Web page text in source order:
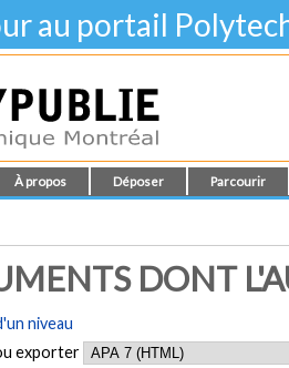
au portail
À propos Déposer Parcourir
DONT
niveau
exporter